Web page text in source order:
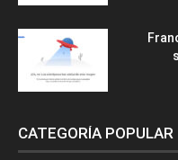
CATEGORÍA POPULAR